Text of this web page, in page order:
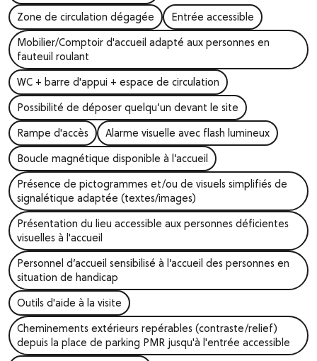
Zone de circulation dégagée
Entrée accessible
Mobilier/Comptoir d'accueil adapté aux personnes en
fauteuil roulant
WC + barre d'appui + espace de circulation
Possibilité de déposer quelqu’un devant le site
Rampe d'accès
Alarme visuelle avec flash lumineux
Boucle magnétique disponible à l’accueil
Présence de pictogrammes et/ou de visuels simplifiés de
signalétique adaptée (textes/images)
Présentation du lieu accessible aux personnes déficientes
visuelles à l'accueil
Personnel d’accueil sensibilisé à l’accueil des personnes en
situation de handicap
Outils d'aide à la visite
Cheminements extérieurs repérables (contraste/relief)
depuis la place de parking PMR jusqu'à l'entrée accessible